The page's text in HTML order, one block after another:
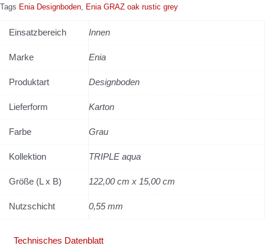
Tags Enia Designboden Enia GRAZ oak rustic grey
Einsatzbereich Innen
Marke Enia
Produktart Designboden
Lieferform Karton
Farbe Grau
Kollektion TRIPLE aqua
Größe (L x B) 122,00 cm x 15,00 cm
Nutzschicht 0,55 mm
Technisches Datenblatt